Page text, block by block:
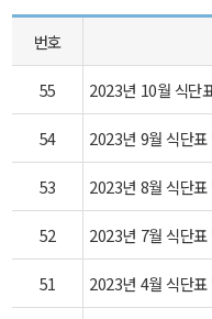
번호
55 2023년 10월 식단
54 2023년 9월 식단
53 2023년 8월 식단
52 2023년 7월 식단
51 2023년 4월 식단